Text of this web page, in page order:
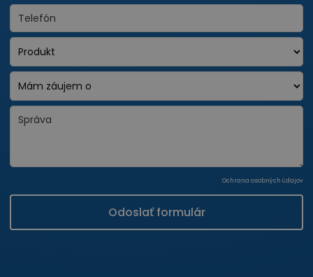
Ochrana osobných údajov
Odoslať formulár